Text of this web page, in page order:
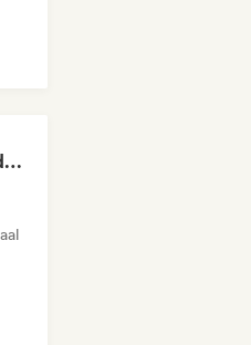
Gladiolus Classics (Odak Arttırıcı Müzikler)